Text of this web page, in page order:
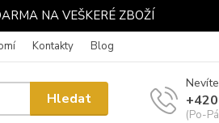
NA VEŠKERÉ ZBOŽÍ
Kontakty Blog
Hledat
(Po-